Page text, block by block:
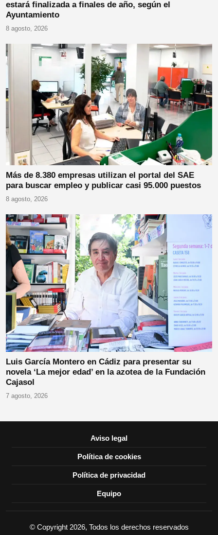
estará finalizada a finales de año, según el
Ayuntamiento
8 agosto, 2026
Más de 8.380 empresas utilizan el portal del SAE
para buscar empleo y publicar casi 95.000 puestos
8 agosto, 2026
Luis García Montero en Cádiz para presentar su
novela ‘La mejor edad’ en la azotea de la Fundación
Cajasol
7 agosto, 2026
Aviso legal
Política de cookies
Política de privacidad
Equipo
© Copyright 2026, Todos los derechos reservados